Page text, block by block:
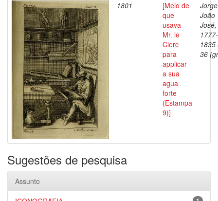
1801
[Meio de
que
usava
Mr. le
Clerc
para
applicar
a sua
agua
forte
(Estampa
9)]
João
José,
1777-
1835
36
Sugestões de pesquisa
Assunto